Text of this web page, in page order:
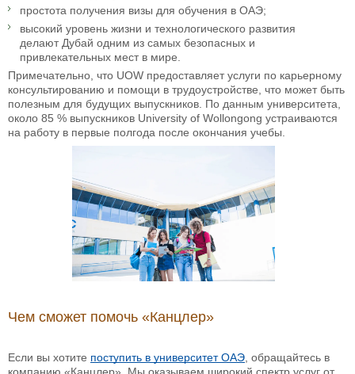
простота получения визы для обучения в ОАЭ;
высокий уровень жизни и технологического развития
делают Дубай одним из самых безопасных и
привлекательных мест в мире.
Примечательно, что UOW предоставляет услуги по карьерному
консультированию и помощи в трудоустройстве, что может быть
полезным для будущих выпускников. По данным университета,
около 85 % выпускников University of Wollongong устраиваются
на работу в первые полгода после окончания учебы.
Чем сможет помочь «Канцлер»
Если вы хотите поступить в университет ОАЭ, обращайтесь в